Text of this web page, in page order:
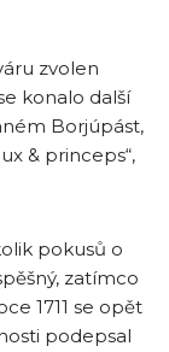
zvolen
konalo další
Borjúpást,
& princeps“,
pokusů o
zatímco
1711 se opět
podepsal